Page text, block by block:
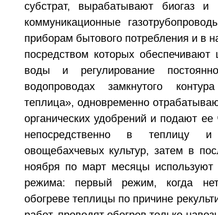
субстрат, вырабатывают биогаз и
коммуникационные
приборам бытового потребления и в
посредством которых обеспечивают
воды и регулирование
водопроводах замкнутого
теплица», одновременно
органических удобрений и подают
непосредственно в теплицу и
овощебахчевых культур, затем в
ноября по март месяцы используют
режима: первый режим, когда
обогреве теплицы по причине